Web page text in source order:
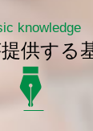
knowledge
供する